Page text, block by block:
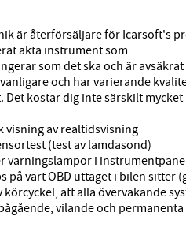
är återförsäljare för Icarsoft's
äkta instrument som
som det ska och är
och har varierande
Det kostar dig inte särskilt mycket
visning av realtidsvisning
(test av lamdasond)
varningslampor i
på vart OBD uttaget i bilen sitter
körcyckel, att alla övervakande
pågående, vilande och